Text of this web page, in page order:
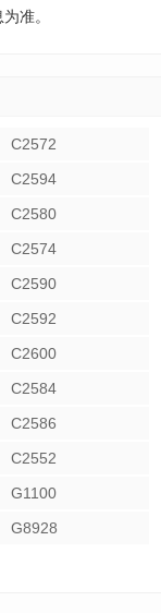
准。
C2572
C2594
C2580
C2574
C2590
C2592
C2600
C2584
C2586
C2552
G1100
G8928